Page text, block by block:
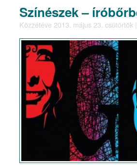
Színészek –
Közzétéve 2013. május 23. csütörtök |